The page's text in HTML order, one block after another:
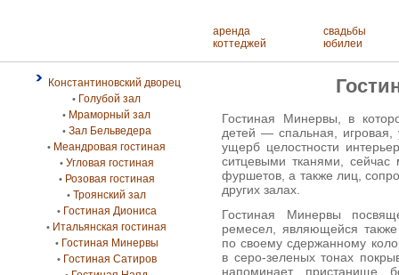
аренда
коттеджей
свадьбы
юбилеи
Константиновский дворец
• Голубой зал
• Мраморный зал
• Зал Бельведера
• Меандровая гостиная
• Угловая гостиная
• Розовая гостиная
• Троянский зал
• Гостиная Диониса
• Итальянская гостиная
• Гостиная Минервы
• Гостиная Сатиров
Гостиная Минервы, в
детей — спальная,
ущерб целостности
ситцевыми тканями, сейчас
фуршетов, а также лиц,
других залах.
Гостиная Минервы
ремесел, являющейся
по своему сдержанному
в серо-зеленых тонах
напоминает пристанище